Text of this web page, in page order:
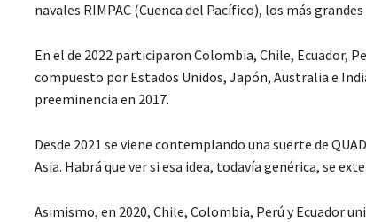
navales RIMPAC (Cuenca del Pacífico), los más
En el de 2022 participaron Colombia, Chile, Ecuador,
compuesto por Estados Unidos, Japón, Australia e
preeminencia en 2017.
Desde 2021 se viene contemplando una suerte de
Asia. Habrá que ver si esa idea, todavía genérica, se
Asimismo, en 2020, Chile, Colombia, Perú y Ecuador